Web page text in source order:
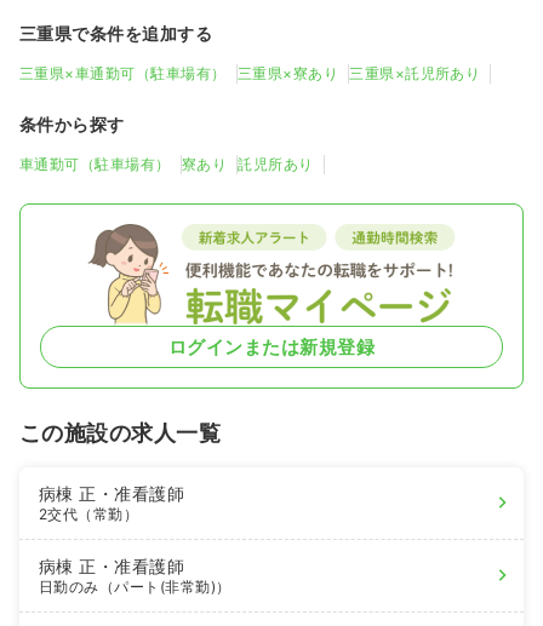
三重県で条件を追加する
三重県×車通勤可（駐車場有） 三重県×寮あり 三重県×託児所あり
条件から探す
車通勤可（駐車場有） 寮あり 託児所あり
ログインまたは新規登録
この施設の求人一覧
病棟正・准看護師
2交代（常勤）
病棟正・准看護師
日勤のみ（パート(非常勤)）